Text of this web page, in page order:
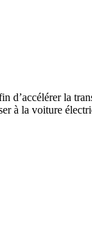
d’accélérer la
à la voiture